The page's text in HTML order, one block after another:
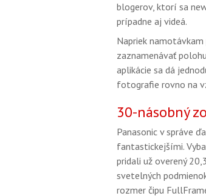
blogerov, ktorí sa
prípadne aj videá.
Napriek
zaznamenávať
aplikácie sa dá
fotografie rovno na
30-násobný
Panasonic v správe
fantastickejšími.
pridali už overený
svetelných
rozmer čipu